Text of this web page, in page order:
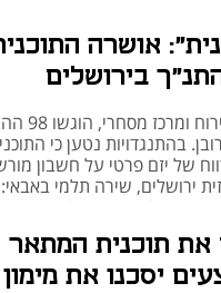
אושרה
בירושלים
לתוכנית,
בהתנגדויות נטען כי
של יזם פרטי על חשבון
ירושלים, שירה תלמי
את תוכנית
יסכנו את